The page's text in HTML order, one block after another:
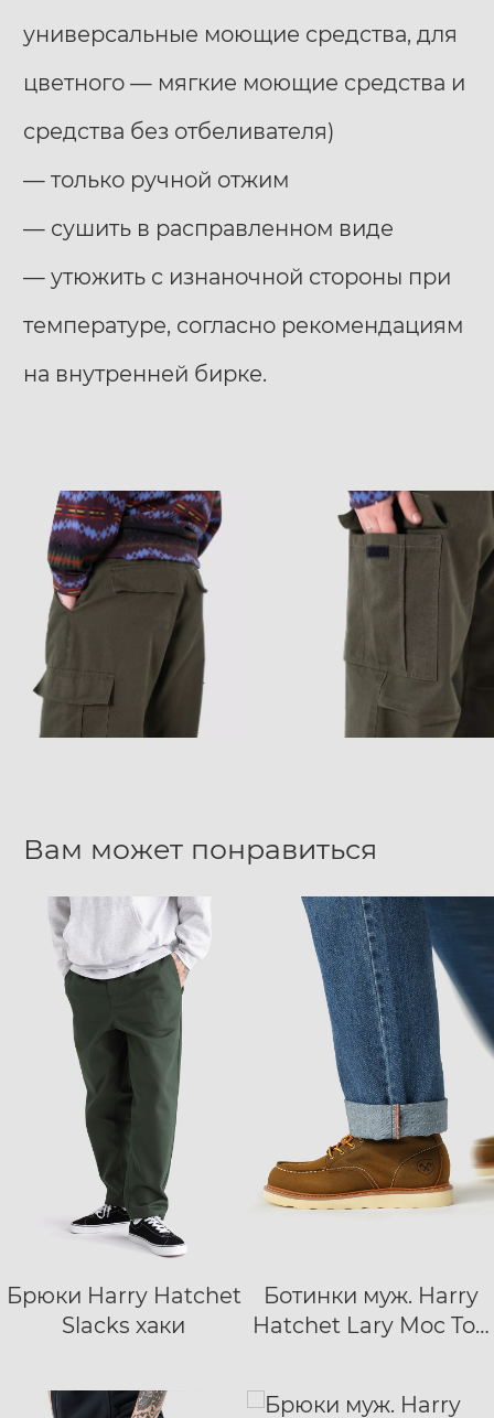
универсальные моющие средства, для
цветного — мягкие моющие средства и
средства без отбеливателя)
— только ручной отжим
— сушить в расправленном виде
— утюжить с изнаночной стороны при
температуре, согласно рекомендациям
на внутренней бирке.
Вам может понравиться
Брюки Harry Hatchet
Slacks хаки
XS S M
L
XL
XXL XXXL
Ботинки муж. Harry
Hatchet Lary Moc Toe
40 41
42
43
44 45 46 47